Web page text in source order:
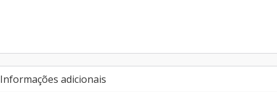
Informações adicionais